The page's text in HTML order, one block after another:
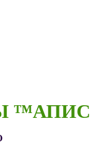
™АПИС